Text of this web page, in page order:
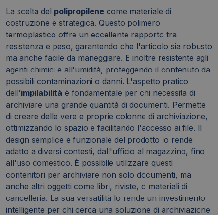
La scelta del polipropilene come materiale di
costruzione è strategica. Questo polimero
termoplastico offre un eccellente rapporto tra
resistenza e peso, garantendo che l'articolo sia robusto
ma anche facile da maneggiare. È inoltre resistente agli
agenti chimici e all'umidità, proteggendo il contenuto da
possibili contaminazioni o danni. L'aspetto pratico
dell'impilabilità è fondamentale per chi necessita di
archiviare una grande quantità di documenti. Permette
di creare delle vere e proprie colonne di archiviazione,
ottimizzando lo spazio e facilitando l'accesso ai file. Il
design semplice e funzionale del prodotto lo rende
adatto a diversi contesti, dall'ufficio al magazzino, fino
all'uso domestico. È possibile utilizzare questi
contenitori per archiviare non solo documenti, ma
anche altri oggetti come libri, riviste, o materiali di
cancelleria. La sua versatilità lo rende un investimento
intelligente per chi cerca una soluzione di archiviazione